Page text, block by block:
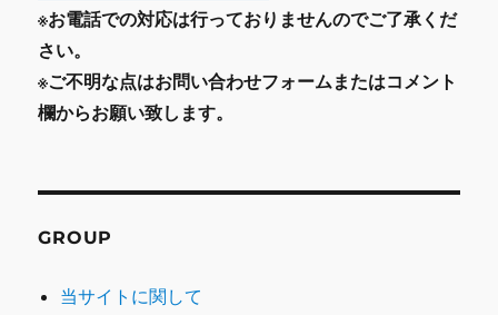
※お電話での対応は行っておりませんのでご了承くだ
さい。
※ご不明な点はお問い合わせフォームまたはコメント
欄からお願い致します。
GROUP
当サイトに関して